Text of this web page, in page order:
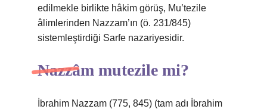
edilmekle birlikte hâkim görüş, Mu’tezile
âlimlerinden Nazzam’ın (ö. 231/845)
sistemleştirdiği Sarfe nazariyesidir.
Nazzâm mutezile mi?
İbrahim Nazzam (775, 845) (tam adı İbrahim